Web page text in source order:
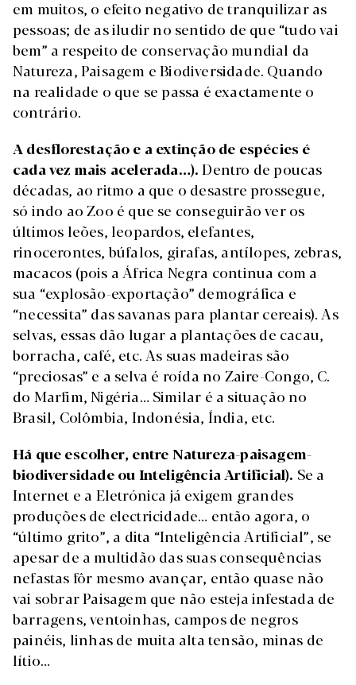
em muitos, o efeito negativo de tranquilizar as
pessoas; de as iludir no sentido de que “tudo vai
bem” a respeito de conservação mundial da
Natureza, Paisagem e Biodiversidade. Quando
na realidade o que se passa é exactamente o
contrário.
A desflorestação e a extinção de espécies é
cada vez mais acelerada…). Dentro de poucas
décadas, ao ritmo a que o desastre prossegue,
só indo ao Zoo é que se conseguirão ver os
últimos leões, leopardos, elefantes,
rinocerontes, búfalos, girafas, antílopes, zebras,
macacos (pois a África Negra continua com a
sua “explosão-exportação” demográfica e
“necessita” das savanas para plantar cereais). As
selvas, essas dão lugar a plantações de cacau,
borracha, café, etc. As suas madeiras são
“preciosas” e a selva é roída no Zaire-Congo, C.
do Marfim, Nigéria… Similar é a situação no
Brasil, Colômbia, Indonésia, Índia, etc.
Há que escolher, entre Natureza-paisagem-
biodiversidade ou Inteligência Artificial). Se a
Internet e a Eletrónica já exigem grandes
produções de electricidade… então agora, o
“último grito”, a dita “Inteligência Artificial”, se
apesar de a multidão das suas consequências
nefastas fôr mesmo avançar, então quase não
vai sobrar Paisagem que não esteja infestada de
barragens, ventoinhas, campos de negros
painéis, linhas de muita alta tensão, minas de
lítio…